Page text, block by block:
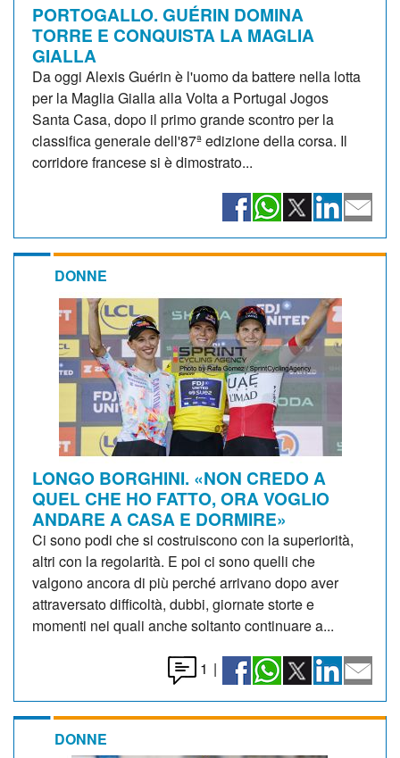
PORTOGALLO. GUÉRIN DOMINA
TORRE E CONQUISTA LA MAGLIA
GIALLA
Da oggi Alexis Guérin è l'uomo da battere nella lotta
per la Maglia Gialla alla Volta a Portugal Jogos
Santa Casa, dopo il primo grande scontro per la
classifica generale dell'87ª edizione della corsa. Il
corridore francese si è dimostrato...
DONNE
LONGO BORGHINI. «NON CREDO A
QUEL CHE HO FATTO, ORA VOGLIO
ANDARE A CASA E DORMIRE»
Ci sono podi che si costruiscono con la superiorità,
altri con la regolarità. E poi ci sono quelli che
valgono ancora di più perché arrivano dopo aver
attraversato difficoltà, dubbi, giornate storte e
momenti nei quali anche soltanto continuare a...
1 |
DONNE